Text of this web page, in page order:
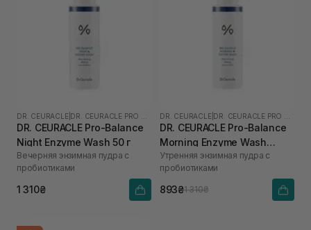
DR. CEURACLE
DR. CEURACLE Pro-Balance
Night Enzyme Wash 50 г
Вечерняя энзимная пудра с
пробиотиками
1 310₴
DR. CEURACLE
DR. CEURACLE Pro-Balance
Morning Enzyme Wash
(термін до 01.27р.) 50 г
Утренняя энзимная пудра с
пробиотиками
893₴1 310₴